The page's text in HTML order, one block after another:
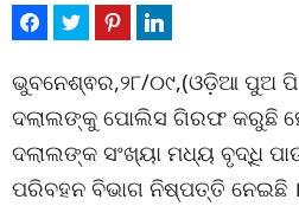
ଭୁବନେଶ୍ଵର,୨୮/୦୯,(ଓଡ଼ିଆ ପୁଅ ପି
ଦଲାଲଙ୍କୁ ପୋଲିସ ଗିରଫ କରୁଛି
ଦଲାଲଙ୍କ ସଂଖ୍ୟା ମଧ୍ୟ ବୃଦ୍ଧି
ପରିବହନ ବିଭାଗ ନିଷ୍ପତ୍ତି ନେଇଛି ।